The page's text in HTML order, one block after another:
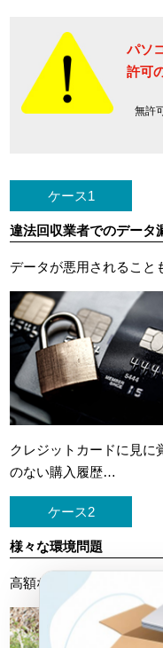
パソ
許可
無許
ケース1
違法回収業者でのデータ
データが悪用されること
クレジットカードに 見に
のない購入履歴…
ケース2
様々な環境問題
高額な処理料金を請求さ